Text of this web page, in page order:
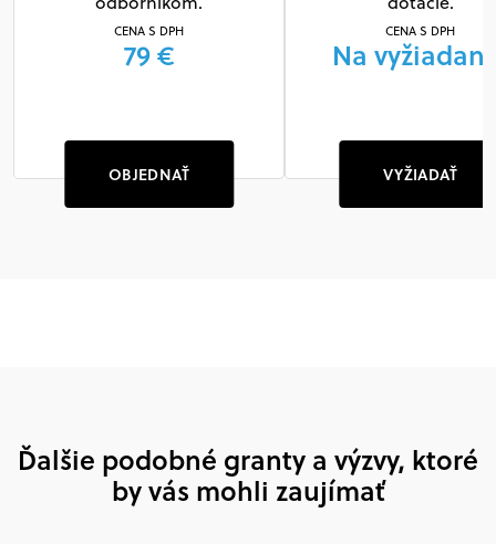
CENA S DPH
79 €
OBJEDNAŤ
CENA S DPH
Na
VYŽIADAŤ
Ďalšie podobné granty a výzvy, ktoré
by vás mohli zaujímať